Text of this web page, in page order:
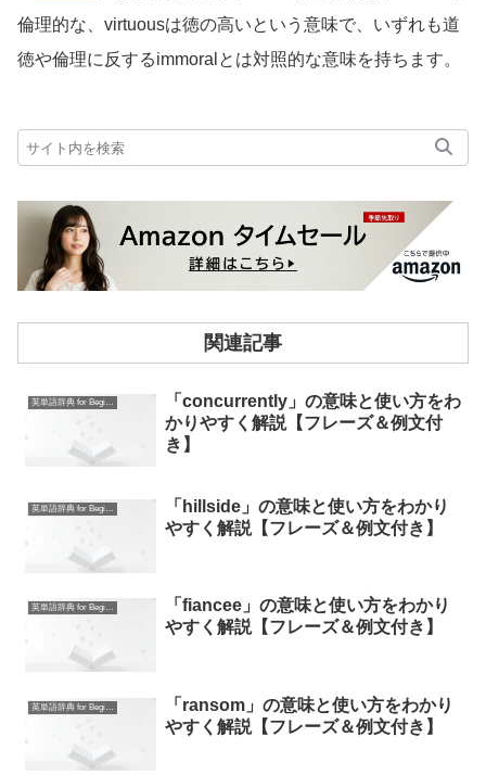
倫理的な、virtuousは徳の高いという意味で、いずれも道
徳や倫理に反するimmoralとは対照的な意味を持ちます。
関連記事
英単語辞典 for Beginners
「concurrently」の意味と使い方をわ
かりやすく解説【フレーズ＆例文付
き】
英単語辞典 for Beginners
「hillside」の意味と使い方をわかり
やすく解説【フレーズ＆例文付き】
英単語辞典 for Beginners
「fiancee」の意味と使い方をわかり
やすく解説【フレーズ＆例文付き】
英単語辞典 for Beginners
「ransom」の意味と使い方をわかり
やすく解説【フレーズ＆例文付き】